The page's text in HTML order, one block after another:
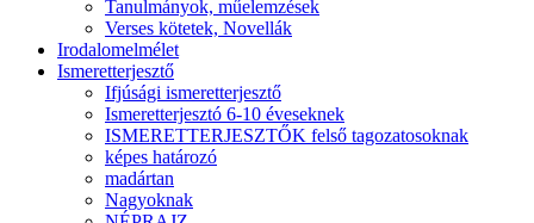
Tanulmányok, műelemzések
Verses kötetek, Novellák
Irodalomelmélet
Ismeretterjesztő
Ifjúsági ismeretterjesztő
Ismeretterjesztó 6-10 éveseknek
ISMERETTERJESZTŐK felső tagozatosoknak
képes határozó
madártan
Nagyoknak